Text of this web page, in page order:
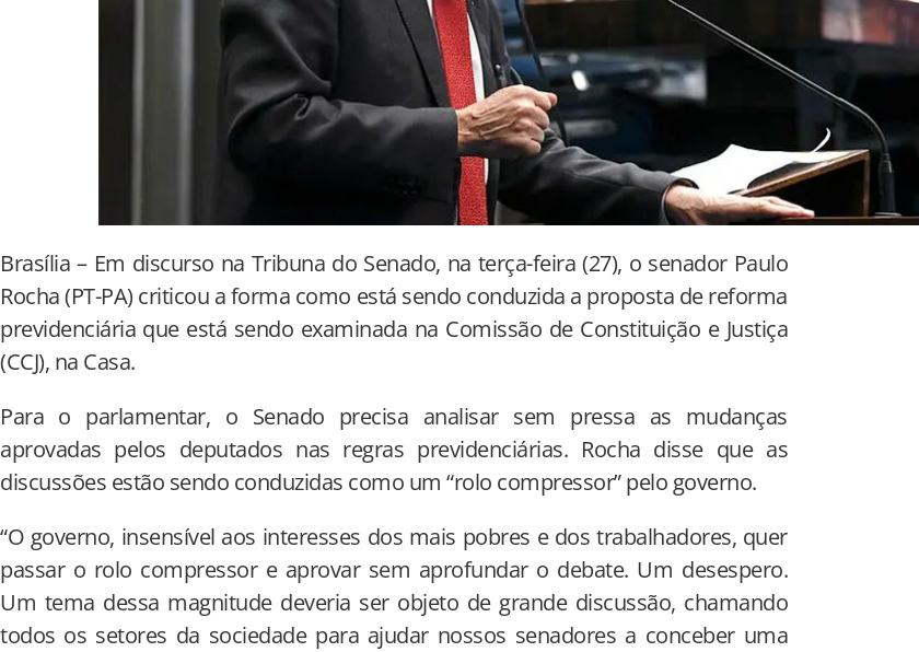
Brasília – Em discurso na Tribuna do Senado, na terça-feira (27), o senador Paulo
Rocha (PT-PA) criticou a forma como está sendo conduzida a proposta de reforma
previdenciária que está sendo examinada na Comissão de Constituição e Justiça
(CCJ), na Casa.
Para o parlamentar, o Senado precisa analisar sem pressa as mudanças
aprovadas pelos deputados nas regras previdenciárias. Rocha disse que as
discussões estão sendo conduzidas como um “rolo compressor” pelo governo.
“O governo, insensível aos interesses dos mais pobres e dos trabalhadores, quer
passar o rolo compressor e aprovar sem aprofundar o debate. Um desespero.
Um tema dessa magnitude deveria ser objeto de grande discussão, chamando
todos os setores da sociedade para ajudar nossos senadores a conceber uma